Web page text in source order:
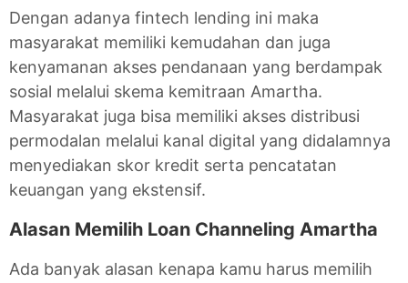
Dengan adanya fintech lending ini maka
masyarakat memiliki kemudahan dan juga
kenyamanan akses pendanaan yang berdampak
sosial melalui skema kemitraan Amartha.
Masyarakat juga bisa memiliki akses distribusi
permodalan melalui kanal digital yang didalamnya
menyediakan skor kredit serta pencatatan
keuangan yang ekstensif.
Alasan Memilih Loan Channeling Amartha
Ada banyak alasan kenapa kamu harus memilih